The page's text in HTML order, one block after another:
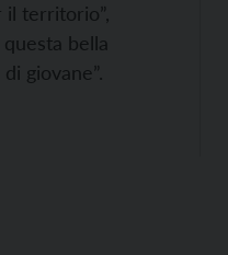
territorio”,
bella
giovane”.